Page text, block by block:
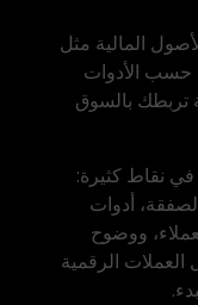
المالية مثل
حسب الأدوات
تربطك بالسوق
في نقاط كثيرة:
أدوات
ووضوح
الرقمية